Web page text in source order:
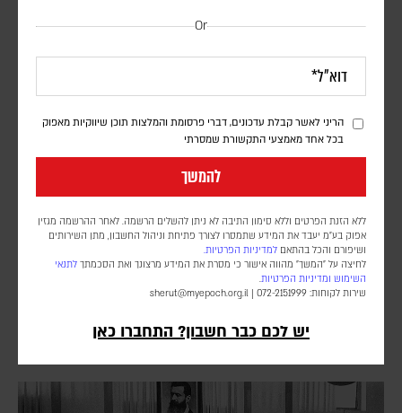
Or
הריני לאשר קבלת עדכונים, דברי פרסומת והמלצות תוכן שיווקיות מאפוק
בכל אחד מאמצעי התקשורת שמסרתי
להמשך
ללא הזנת הפרטים וללא סימון התיבה לא ניתן להשלים הרשמה. לאחר ההרשמה מגזין
אפוק בע״מ יעבד את המידע שתמסרו לצורך פתיחת וניהול החשבון, מתן השירותים
ושיפורם והכל בהתאם למדיניות הפרטיות.
לחיצה על "המשך" מהווה אישור כי מסרת את המידע מרצונך ואת הסכמתך לתנאי
השימוש ומדיניות הפרטיות.
שירות לקוחות: 072-2151999 |
sherut@myepoch.org.il
יש לכם כבר חשבון? התחברו כאן
האסטרטגיה שמסתתרת מאחורי הכישלון
ד"ר משה רט
רק מבט אסטרטגי מגלה שמה שנראה כרגע כנסיגה או החמצה הוא חלק